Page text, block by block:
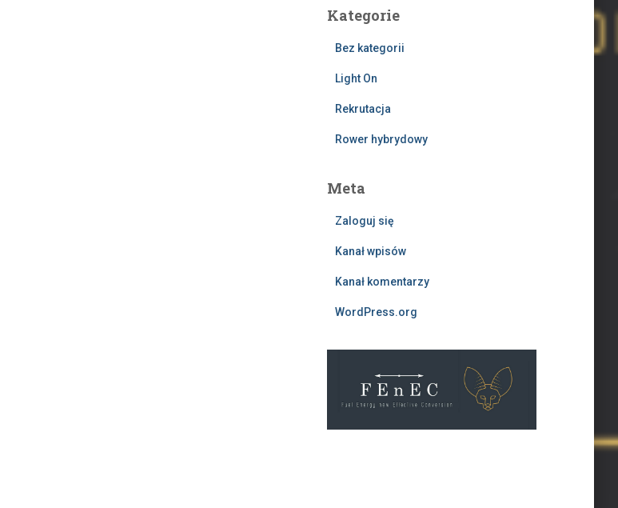
Kategorie
Bez kategorii
Light On
Rekrutacja
Rower hybrydowy
Meta
Zaloguj się
Kanał wpisów
Kanał komentarzy
WordPress.org